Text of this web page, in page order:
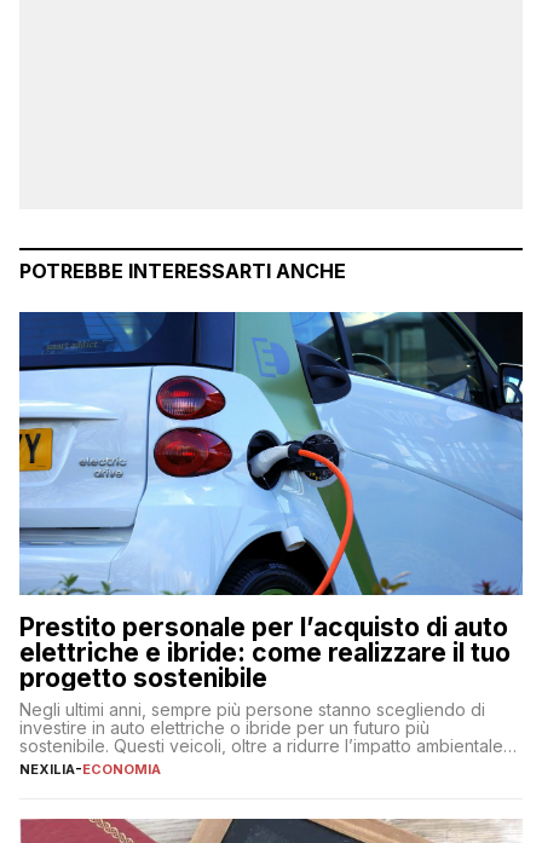
POTREBBE INTERESSARTI ANCHE
Prestito personale per l’acquisto di auto
elettriche e ibride: come realizzare il tuo
progetto sostenibile
Negli ultimi anni, sempre più persone stanno scegliendo di
investire in auto elettriche o ibride per un futuro più
sostenibile. Questi veicoli, oltre a ridurre l’impatto ambientale,
offrono vantaggi economici a lungo termine, come minori costi
fare se non […]
NEXILIA-ECONOMIA